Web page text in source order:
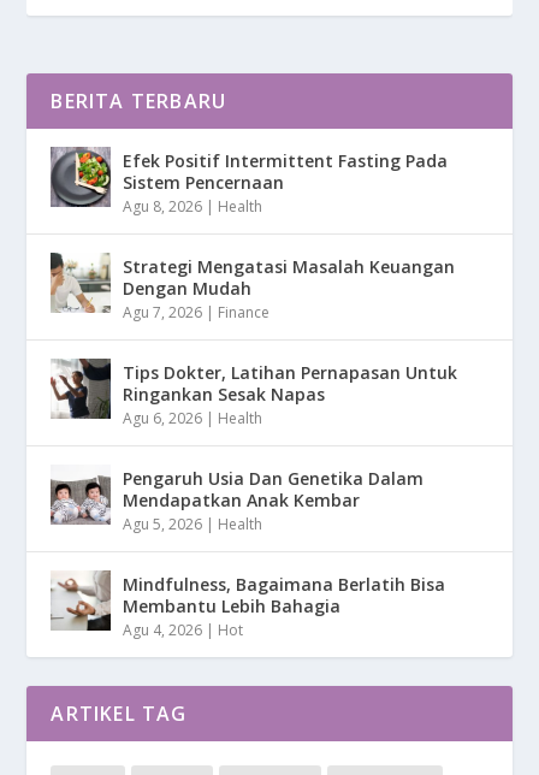
BERITA TERBARU
Efek Positif Intermittent Fasting Pada
Sistem Pencernaan
Agu 8, 2026 | Health
Strategi Mengatasi Masalah Keuangan
Dengan Mudah
Agu 7, 2026 | Finance
Tips Dokter, Latihan Pernapasan Untuk
Ringankan Sesak Napas
Agu 6, 2026 | Health
Pengaruh Usia Dan Genetika Dalam
Mendapatkan Anak Kembar
Agu 5, 2026 | Health
Mindfulness, Bagaimana Berlatih Bisa
Membantu Lebih Bahagia
Agu 4, 2026 | Hot
ARTIKEL TAG